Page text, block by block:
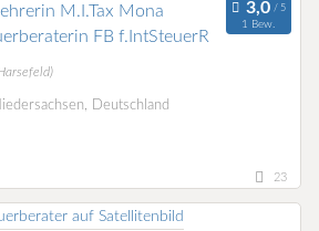
M.I.Tax Mona
FB f.IntSteuerR
1 Bew.
Deutschland
23